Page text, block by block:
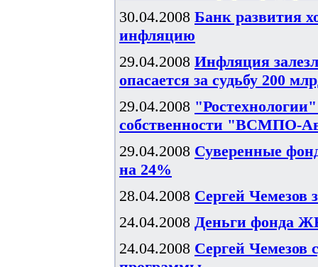
30.04.2008 Банк развития
инфляцию
29.04.2008 Инфляция
опасается за судьбу 200
29.04.2008
собственности "ВСМПО-
29.04.2008 Суверенные
на 24%
28.04.2008 Сергей Чемезов
24.04.2008 Деньги фонда
24.04.2008 Сергей Чемезов